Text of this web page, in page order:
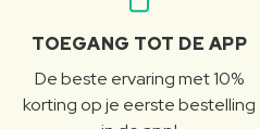
TOEGANG TOT DE APP
De beste ervaring met 10%
korting op je eerste bestelling